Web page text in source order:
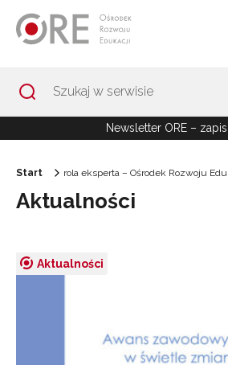
Newsletter ORE –
Start rola eksperta – Ośrodek Rozwoju
Aktualności
Aktualności